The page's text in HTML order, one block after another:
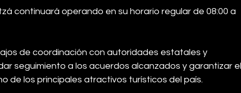
continuará operando en su horario regular de 08:00 a
de coordinación con autoridades estatales y
seguimiento a los acuerdos alcanzados y garantizar el
de los principales atractivos turísticos del país.